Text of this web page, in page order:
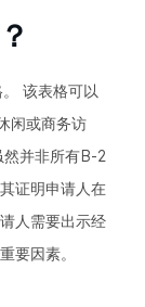
该表格可以
闲或商务访
然并非所有B-2
证明申请人在
人需要出示经
要因素。